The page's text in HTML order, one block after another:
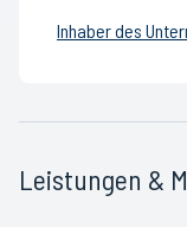
Inhaber des
Leistungen &